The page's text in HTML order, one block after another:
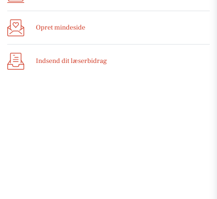
Opret mindeside
Indsend dit læserbidrag